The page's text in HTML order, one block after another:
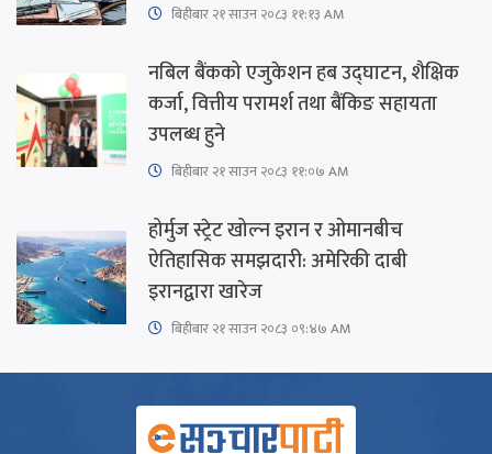
बिहीबार २१ साउन २०८३ ११:१३ AM
नबिल बैंकको एजुकेशन हब उद्घाटन, शैक्षिक
कर्जा, वित्तीय परामर्श तथा बैंकिङ सहायता
उपलब्ध हुने
बिहीबार २१ साउन २०८३ ११:०७ AM
होर्मुज स्ट्रेट खोल्न इरान र ओमानबीच
ऐतिहासिक समझदारी: अमेरिकी दाबी
इरानद्वारा खारेज
बिहीबार २१ साउन २०८३ ०९:४७ AM